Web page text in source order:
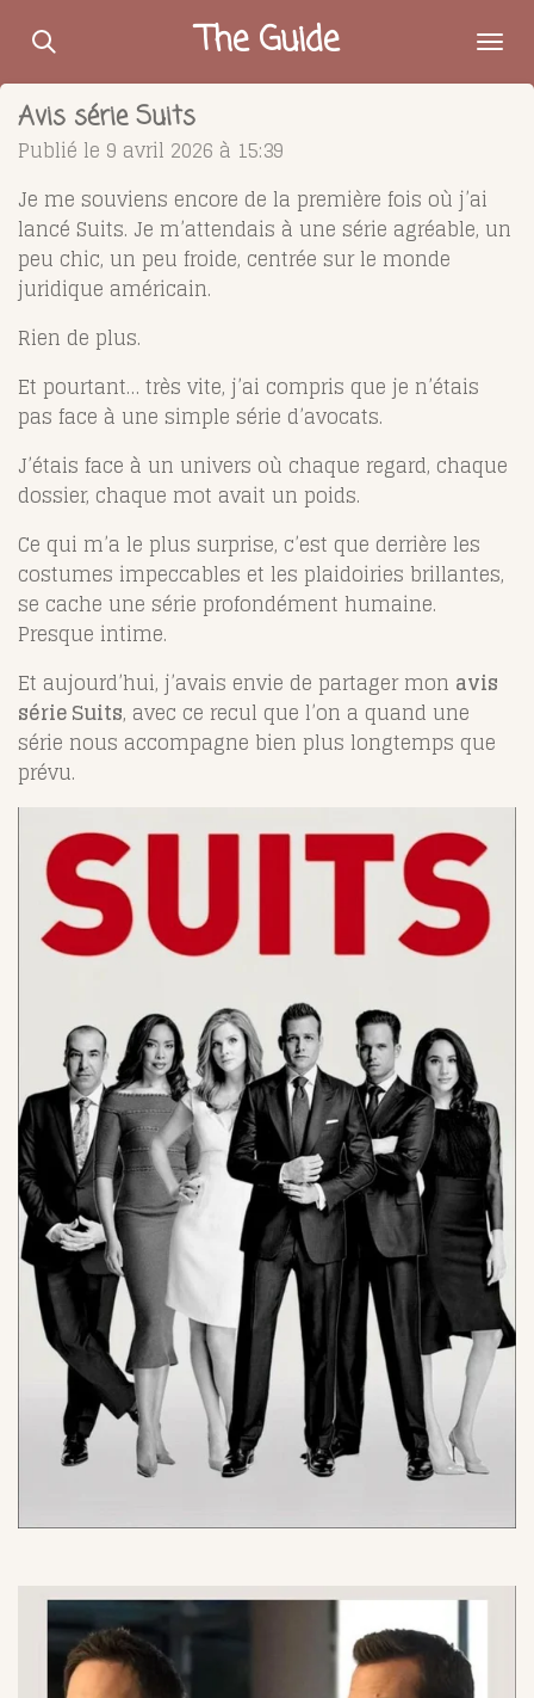
Passer
contenu
principal
The Guide
Avis série Suits
Publié le 9 avril 2026 à 15:39
Je me souviens encore de la première fois où j’ai
lancé Suits. Je m’attendais à une série agréable, un
peu chic, un peu froide, centrée sur le monde
juridique américain.
Rien de plus.
Et pourtant… très vite, j’ai compris que je n’étais
pas face à une simple série d’avocats.
J’étais face à un univers où chaque regard, chaque
dossier, chaque mot avait un poids.
Ce qui m’a le plus surprise, c’est que derrière les
costumes impeccables et les plaidoiries brillantes,
se cache une série profondément humaine.
Presque intime.
Et aujourd’hui, j’avais envie de partager mon avis
série Suits, avec ce recul que l’on a quand une
série nous accompagne bien plus longtemps que
prévu.